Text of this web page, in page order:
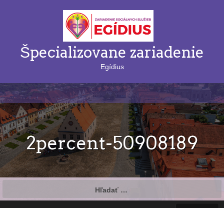
Špecializovane zariadenie
Egídius
2percent-50908189